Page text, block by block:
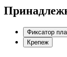
Фиксатор
Крепеж